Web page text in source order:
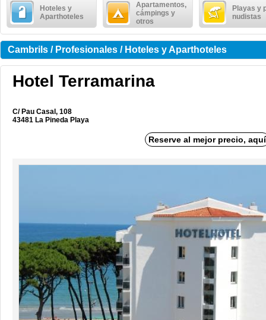
Hoteles y
Aparthoteles
Apartamentos,
cámpings y
otros
Playas y
nudistas
Cambrils / Profesionales / Hoteles y Aparthoteles
Hotel Terramarina
C/ Pau Casal, 108
43481 La Pineda Playa
Reserve al mejor precio, aquí